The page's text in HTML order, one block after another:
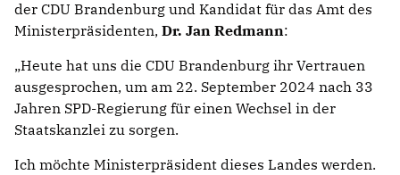
der CDU Brandenburg und Kandidat für das Amt des
Ministerpräsidenten, Dr. Jan Redmann:
Heute hat uns die CDU Brandenburg ihr Vertrauen
ausgesprochen, um am 22. September 2024 nach 33
Jahren SPD-Regierung für einen Wechsel in der
Staatskanzlei zu sorgen.
Ich möchte Ministerpräsident dieses Landes werden.